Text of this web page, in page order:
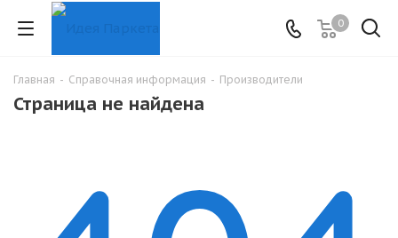
0
Главная - Справочная информация - Производители
Страница не найдена